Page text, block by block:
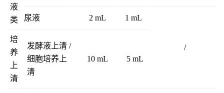
液
类
尿液 2 mL 1 mL
/
培
养
上
清
发酵液上清 /
细胞培养上
清
10 mL 5 mL